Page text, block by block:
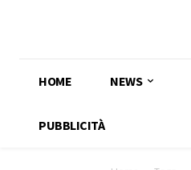
HOME NEWS
PUBBLICITÀ